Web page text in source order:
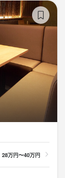
28万円〜40万円